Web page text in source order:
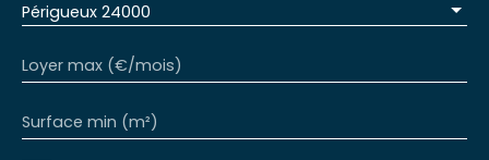
Périgueux 24000
Loyer max (€/mois)
Surface min (m²)